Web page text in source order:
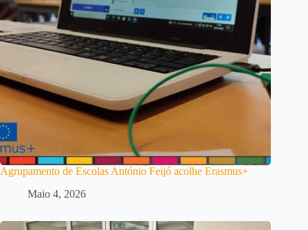
Agrupamento de Escolas António Feijó acolhe Erasmus+
Maio 4, 2026